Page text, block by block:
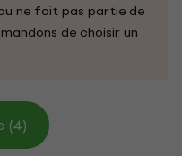
ne fait pas partie de
de choisir un
(4)